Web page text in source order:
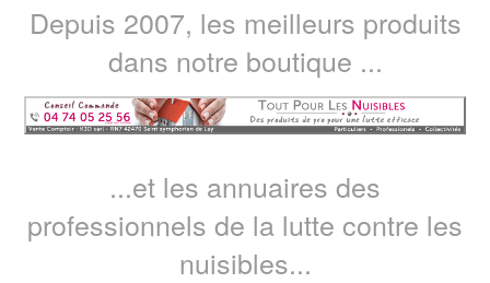
Depuis 2007, les meilleurs produits
dans notre boutique ...
...et les annuaires des
professionnels de la lutte contre les
nuisibles...